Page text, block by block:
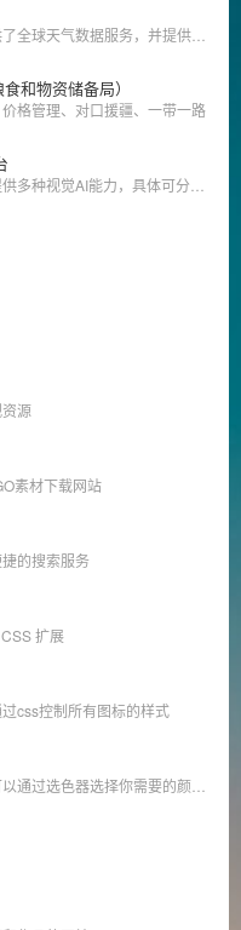
和物资储备局）
格管理、对口援疆、一带一路
源
素材下载网站
的搜索服务
扩展
css控制所有图标的样式